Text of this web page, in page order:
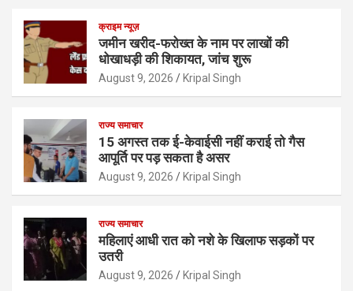
क्राइम न्यूज़
जमीन खरीद-फरोख्त के नाम पर लाखों की
धोखाधड़ी की शिकायत, जांच शुरू
August 9, 2026 Kripal Singh
राज्य समाचार
15 अगस्त तक ई-केवाईसी नहीं कराई तो गैस
आपूर्ति पर पड़ सकता है असर
August 9, 2026 Kripal Singh
राज्य समाचार
महिलाएं आधी रात को नशे के खिलाफ सड़कों पर
उतरी
August 9, 2026 Kripal Singh